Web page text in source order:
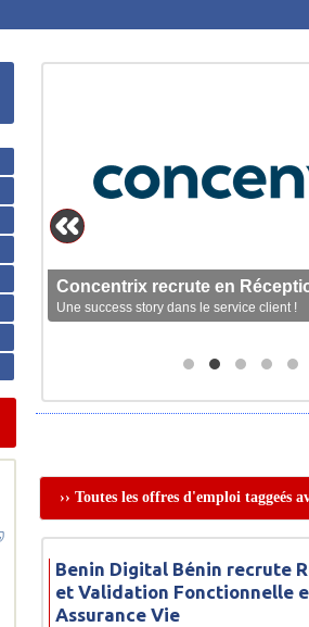
Concentrix recrute en
Une success story dans le service client !
›› Toutes les offres d'emploi taggeés
Benin Digital Bénin recrute
et Validation Fonctionnelle
Assurance Vie